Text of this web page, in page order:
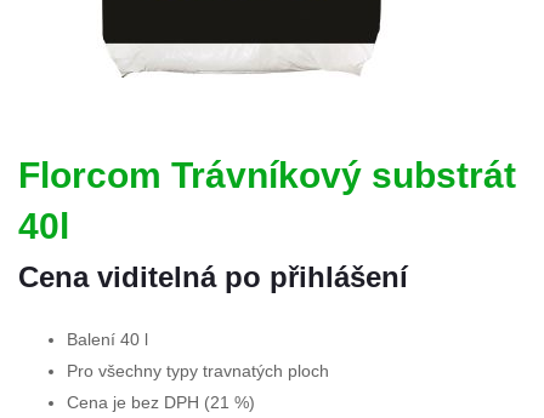
Florcom Trávníkový substrát
40l
Cena viditelná po přihlášení
Balení 40 l
Pro všechny typy travnatých ploch
Cena je bez DPH (21 %)